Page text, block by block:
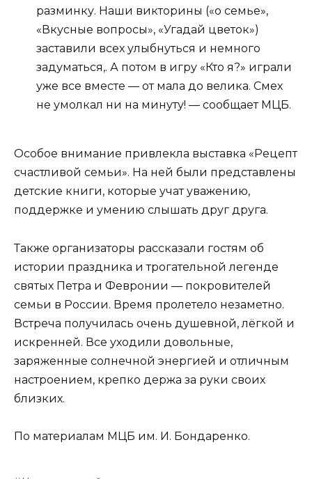
разминку. Наши викторины («о семье»,
«Вкусные вопросы», «Угадай цветок»)
заставили всех улыбнуться и немного
задуматься,. А потом в игру «Кто я?» играли
уже все вместе — от мала до велика. Смех
не умолкал ни на минуту! — сообщает МЦБ.
Особое внимание привлекла выставка «Рецепт
счастливой семьи». На ней были представлены
детские книги, которые учат уважению,
поддержке и умению слышать друг друга.
Также организаторы рассказали гостям об
истории праздника и трогательной легенде
святых Петра и Февронии — покровителей
семьи в России. Время пролетело незаметно.
Встреча получилась очень душевной, лёгкой и
искренней. Все уходили довольные,
заряженные солнечной энергией и отличным
настроением, крепко держа за руки своих
близких.
По материалам МЦБ им. И. Бондаренко.